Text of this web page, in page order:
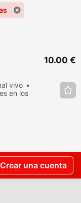
vivo
en los
10.00 €
Crear una cuenta